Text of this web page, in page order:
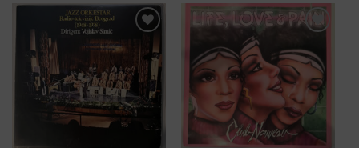
wishlist
wishlist